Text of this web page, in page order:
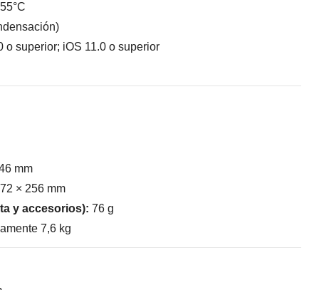
o superior; iOS 11.0 o superior
mm
× 256 mm
y accesorios): 76 g
7,6 kg